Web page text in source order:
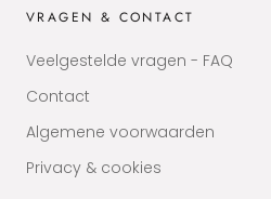
VRAGEN & CONTACT
Veelgestelde vragen - FAQ
Contact
Algemene voorwaarden
Privacy & cookies